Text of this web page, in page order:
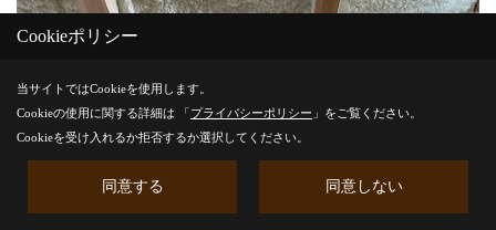
Cookieポリシー
当サイトではCookieを使用します。
Cookieの使用に関する詳細は 「プライバシーポリシー 」をご覧ください。
Cookieを受け入れるか拒否するか選択してください。
同意する 同意しない